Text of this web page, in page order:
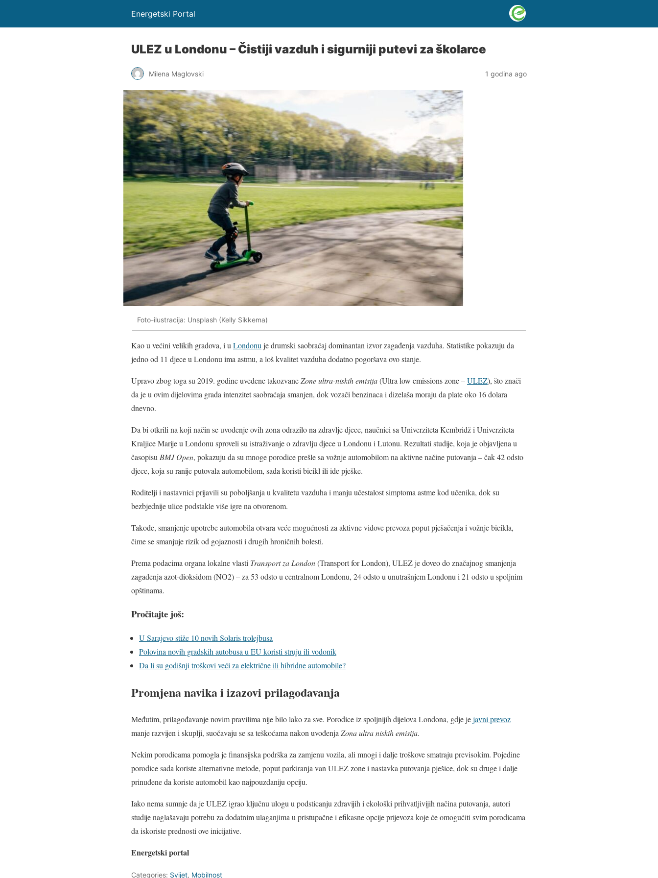
Energetski Portal
ULEZ u Londonu – Čistiji vazduh i sigurniji putevi za školarce
Milena Maglovski 1 godina ago
Foto-ilustracija: Unsplash (Kelly Sikkema)
Kao u većini velikih gradova, i u Londonu je drumski saobraćaj dominantan izvor zagađenja vazduha. Statistike pokazuju da
jedno od 11 djece u Londonu ima astmu, a loš kvalitet vazduha dodatno pogoršava ovo stanje.
Upravo zbog toga su 2019. godine uvedene takozvaneZone ultra-niskih emisija(Ultra low emissions zone –ULEZ), što znači
da je u ovim dijelovima grada intenzitet saobraćaja smanjen, dok vozači benzinaca i dizelaša moraju da plate oko 16 dolara
dnevno.
Da bi otkrili na koji način se uvođenje ovih zona odrazilo na zdravlje djece, naučnici sa Univerziteta Kembridž i Univerziteta
Kraljice Marije u Londonu sproveli su istraživanje o zdravlju djece u Londonu i Lutonu. Rezultati studije, koja je objavljena u
časopisu BMJ Open, pokazuju da su mnoge porodice prešle sa vožnje automobilom na aktivne načine putovanja – čak 42 odsto
djece, koja su ranije putovala automobilom, sada koristi bicikl ili ide pješke.
Roditelji i nastavnici prijavili su poboljšanja u kvalitetu vazduha i manju učestalost simptoma astme kod učenika, dok su
bezbjednije ulice podstakle više igre na otvorenom.
Takođe, smanjenje upotrebe automobila otvara veće mogućnosti za aktivne vidove prevoza poput pješačenja i vožnje bicikla,
čime se smanjuje rizik od gojaznosti i drugih hroničnih bolesti.
Prema podacima organa lokalne vlasti Transport za London(Transport for London), ULEZ je doveo do značajnog smanjenja
zagađenja azot-dioksidom (NO2) – za 53 odsto u centralnom Londonu, 24 odsto u unutrašnjem Londonu i 21 odsto u spoljnim
opštinama.
Pročitajte još:
U Sarajevo stiže 10 novih Solaris trolejbusa
Polovina novih gradskih autobusa u EU koristi struju ili vodonik
Da li su godišnji troškovi veći za električne ili hibridne automobile?
Promjena navika i izazovi prilagođavanja
Međutim, prilagođavanje novim pravilima nije bilo lako za sve. Porodice iz spoljnijih dijelova Londona, gdje jejavni prevoz
manje razvijen i skuplji, suočavaju se sa teškoćama nakon uvođenja Zona ultra niskih emisija.
Nekim porodicama pomogla je finansijska podrška za zamjenu vozila, ali mnogi i dalje troškove smatraju previsokim. Pojedine
porodice sada koriste alternativne metode, poput parkiranja van ULEZ zone i nastavka putovanja pješice, dok su druge i dalje
prinuđene da koriste automobil kao najpouzdaniju opciju.
Iako nema sumnje da je ULEZ igrao ključnu ulogu u podsticanju zdravijih i ekološki prihvatljivijih načina putovanja, autori
studije naglašavaju potrebu za dodatnim ulaganjima u pristupačne i efikasne opcije prijevoza koje će omogućiti svim porodicama
da iskoriste prednosti ove inicijative.
Energetski portal
Categories: Svijet, Mobilnost